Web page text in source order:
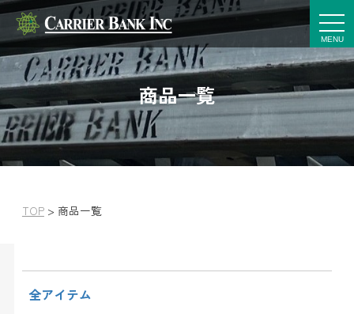
t
o
g
g
l
n
v
g
t
商品一覧
TOP > 商品一覧
全アイテム